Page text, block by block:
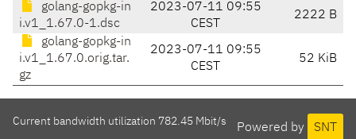
golang-gopkg-in
i.v1_1.67.0-1.dsc
2023-07-11 09:55
CEST
2222 B
golang-gopkg-in
i.v1_1.67.0.orig.tar.
gz
2023-07-11 09:55
CEST
52 KiB
Powered by SNT
Current bandwidth utilization 782.45 Mbit/s